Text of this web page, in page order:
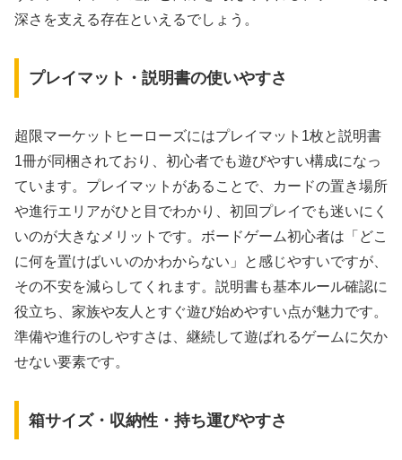
深さを支える存在といえるでしょう。
プレイマット・説明書の使いやすさ
超限マーケットヒーローズにはプレイマット1枚と説明書
1冊が同梱されており、初心者でも遊びやすい構成になっ
ています。プレイマットがあることで、カードの置き場所
や進行エリアがひと目でわかり、初回プレイでも迷いにく
いのが大きなメリットです。ボードゲーム初心者は「どこ
に何を置けばいいのかわからない」と感じやすいですが、
その不安を減らしてくれます。説明書も基本ルール確認に
役立ち、家族や友人とすぐ遊び始めやすい点が魅力です。
準備や進行のしやすさは、継続して遊ばれるゲームに欠か
せない要素です。
箱サイズ・収納性・持ち運びやすさ